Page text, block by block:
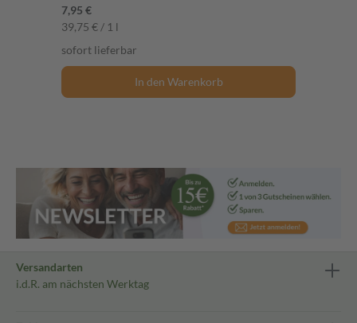
7,95 €
39,75 € / 1 l
sofort lieferbar
In den Warenkorb
Versandarten
i.d.R. am nächsten Werktag